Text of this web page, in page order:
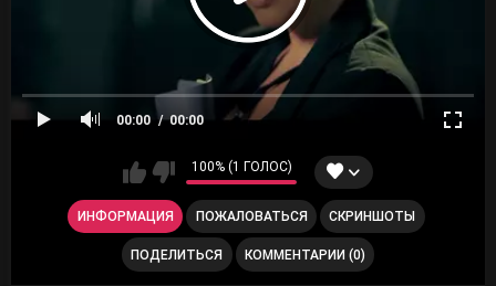
00:00 00:00
100% (1 ГОЛОС)
ИНФОРМАЦИЯ ПОЖАЛОВАТЬСЯ СКРИНШОТЫ
ПОДЕЛИТЬСЯ КОММЕНТАРИИ (0)